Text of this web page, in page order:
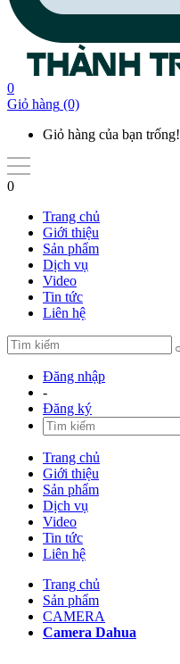
0
Giỏ hàng (0)
Giỏ hàng của bạn trống!
0
Trang chủ
Giới thiệu
Sản phẩm
Dịch vụ
Video
Tin tức
Liên hệ
Đăng nhập
-
Đăng ký
Trang chủ
Giới thiệu
Sản phẩm
Dịch vụ
Video
Tin tức
Liên hệ
Trang chủ
Sản phẩm
CAMERA
Camera Dahua